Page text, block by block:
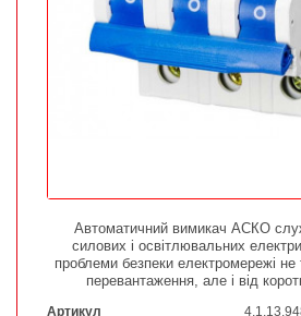
Автоматичний вимикач АСКО
силових і освітлювальних
проблеми безпеки електромережі не
перевантаження, але і від
Артикул